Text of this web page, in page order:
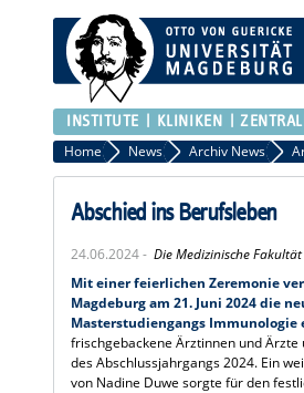
INSTITUTE KLINIKEN
Home News Archiv News
Abschied ins Berufsleben
24.06.2024 -Die Medizinische
Mit einer feierlichen Zeremonie
Magdeburg am 21. Juni 2024 die
Masterstudiengangs Immunologie
frischgebackene Ärztinnen und
des Abschlussjahrgangs 2024. Ein
von Nadine Duwe sorgte für den